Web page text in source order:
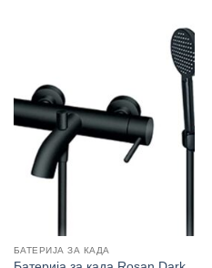
БАТЕРИЈА ЗА КАДА